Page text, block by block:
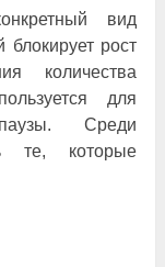
вид
блокирует рост
количества
для
Среди
те, которые